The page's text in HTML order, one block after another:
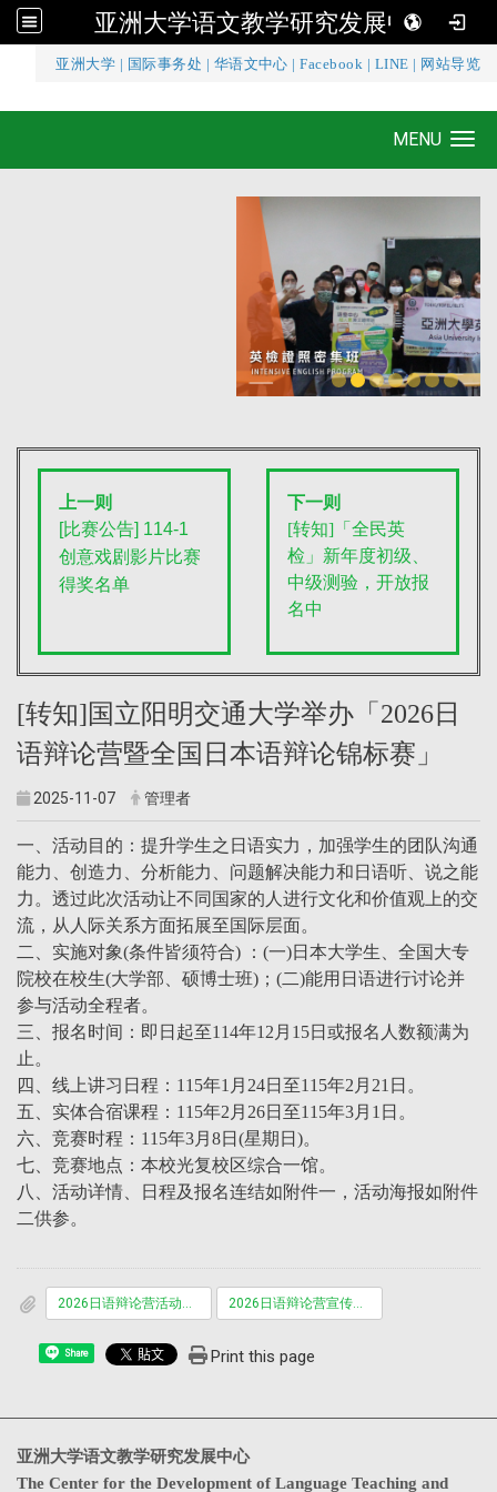
亚洲大学语文教学研究发展中心
亚洲大学 国际事务处 华语文中心 |Facebook LINE 网站导览
亚洲大学语文教学研究发展中心
MENU
上一则
[比赛公告] 114-1
创意戏剧影片比赛
得奖名单
下一则
[转知]「全民英
检」新年度初级、
中级测验，开放报
名中
[转知]国立阳明交通大学举办「2026日
语辩论营暨全国日本语辩论锦标赛」
2025-11-07 管理者
一、活动目的：提升学生之日语实力，加强学生的团队沟通
能力、创造力、分析能力、问题解决能力和日语听、说之能
力。透过此次活动让不同国家的人进行文化和价值观上的交
流，从人际关系方面拓展至国际层面。
二、实施对象(条件皆须符合) ：(一)日本大学生、全国大专
院校在校生(大学部、硕博士班)；(二)能用日语进行讨论并
参与活动全程者。
三、报名时间：即日起至114年12月15日或报名人数额满为
止。
四、线上讲习日程：115年1月24日至115年2月21日。
五、实体合宿课程：115年2月26日至115年3月1日。
六、竞赛时程：115年3月8日(星期日)。
七、竞赛地点：本校光复校区综合一馆。
八、活动详情、日程及报名连结如附件一，活动海报如附件
二供参。
2026日语辩论营宣传海报.pdf
Share Print this page
亚洲大学语文教学研究发展中心
The Center for the Development of Language Teaching and